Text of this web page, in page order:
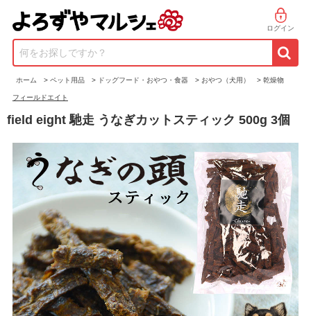
ログイン
何をお探しですか？
ホーム > ペット用品 > ドッグフード・おやつ・食器 > おやつ（犬用） > 乾燥物
フィールドエイト
field eight 馳走 うなぎカットスティック 500g 3個